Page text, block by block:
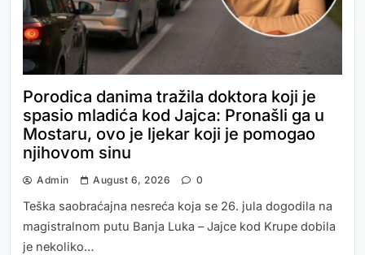
Porodica danima tražila doktora koji je
spasio mladića kod Jajca: Pronašli ga u
Mostaru, ovo je ljekar koji je pomogao
njihovom sinu
Admin August 6, 2026 0
Teška saobraćajna nesreća koja se 26. jula dogodila na
magistralnom putu Banja Luka – Jajce kod Krupe dobila
je nekoliko…